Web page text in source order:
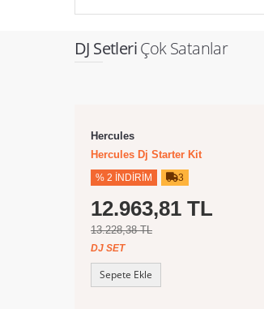
DJ SetleriÇok Satanlar
Hercules
Hercules Dj Starter Kit
% 2 İNDIRIM 3
12.963,81 TL
13.228,38 TL
DJ SET
Sepete Ekle